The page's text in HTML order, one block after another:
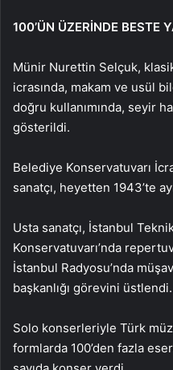
100’ÜN ÜZERİNDE BESTE
Münir Nurettin Selçuk,
icrasında, makam ve usül
doğru kullanımında, seyir
gösterildi.
Belediye Konservatuvarı
sanatçı, heyetten 1943’te
Usta sanatçı, İstanbul
Konservatuvarı’nda
İstanbul Radyosu’nda
başkanlığı görevini
Solo konserleriyle Türk
formlarda 100’den fazla